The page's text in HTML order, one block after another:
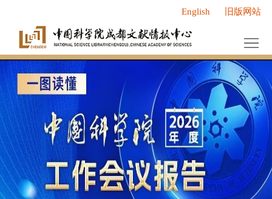
English 旧版网站
况
务
中
心
闻
动
态
研
究
成
人
才
党